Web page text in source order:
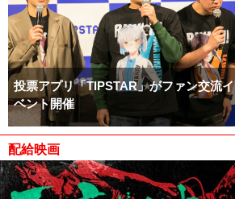
投票アプリ「TIPSTAR」がファン交流イ
ベント開催
配給映画